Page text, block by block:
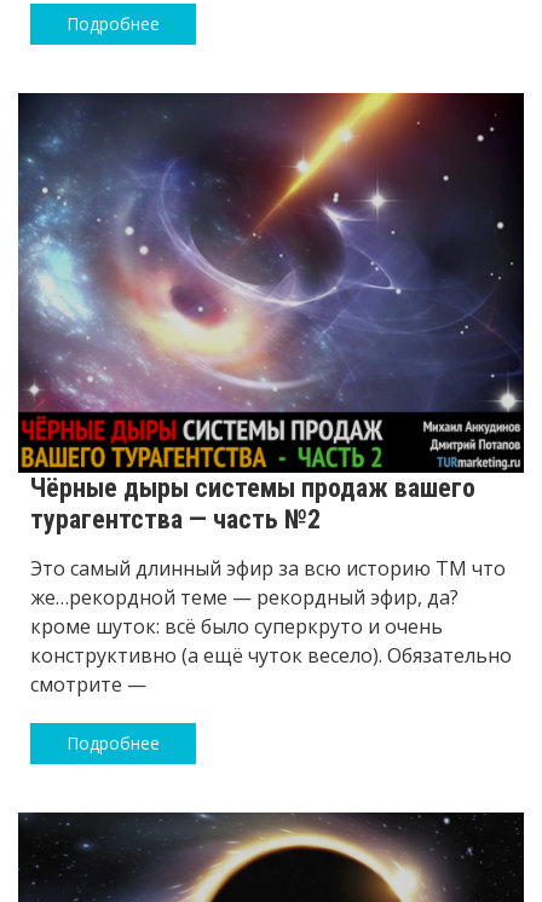
Подробнее
Чёрные дыры системы продаж вашего
турагентства — часть №2
Это самый длинный эфир за всю историю ТМ что
же…рекордной теме — рекордный эфир, да?
кроме шуток: всё было суперкруто и очень
конструктивно (а ещё чуток весело). Обязательно
смотрите —
Подробнее